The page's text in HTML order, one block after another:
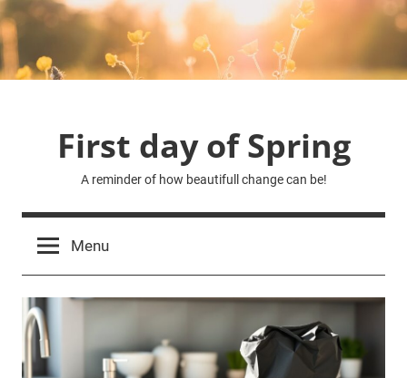
Skip
to
content
First day of Spring
A reminder of how beautifull change can be!
Menu